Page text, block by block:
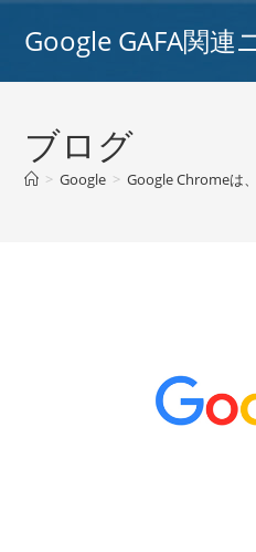
Google GAFA関連
ブログ
> Google > Google Chromeは